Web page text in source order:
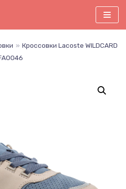
» Кроссовки Lacoste WILDCARD